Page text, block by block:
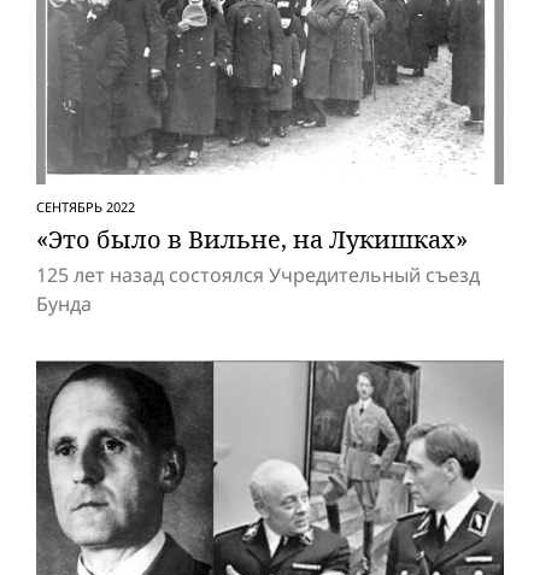
СЕНТЯБРЬ 2022
«Это было в Вильне, на Лукишках»
125 лет назад состоялся Учредительный съезд
Бунда